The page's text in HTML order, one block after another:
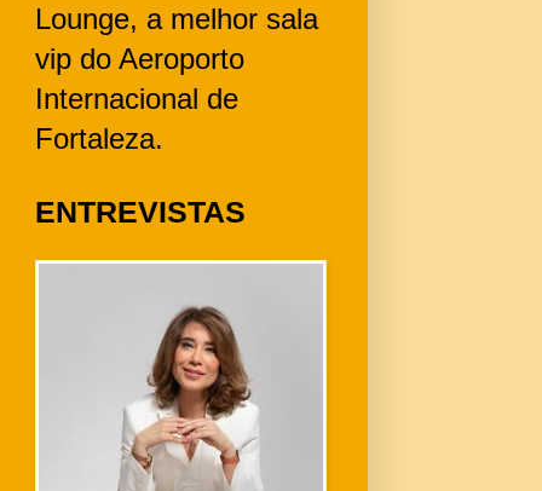
Lounge, a melhor sala
vip do Aeroporto
Internacional de
Fortaleza.
ENTREVISTAS